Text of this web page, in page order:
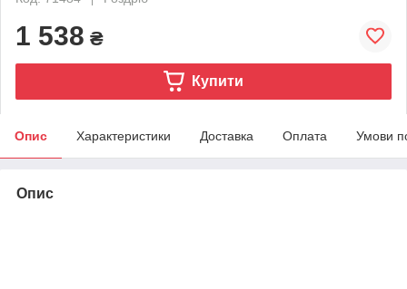
1 538 ₴
Купити
Опис Характеристики Доставка Оплата Умови
Опис